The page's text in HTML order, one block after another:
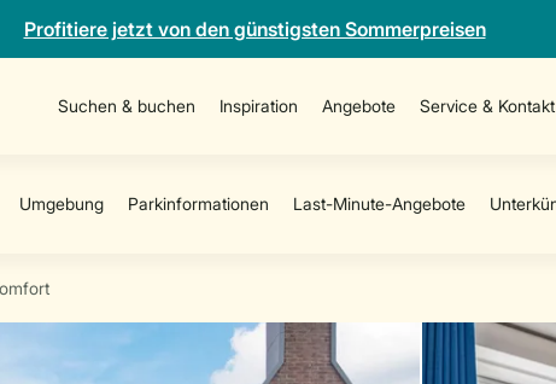
Profitiere jetzt von den günstigsten Sommerpreisen
Suchen & buchen Inspiration Angebote Service & Kontakt